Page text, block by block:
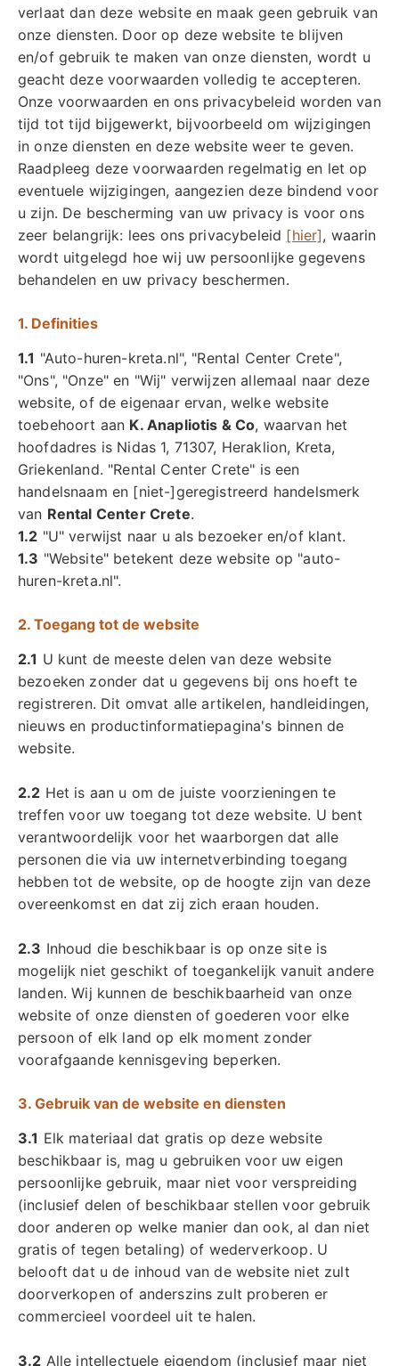
verlaat dan deze website en maak geen gebruik van
onze diensten. Door op deze website te blijven
en/of gebruik te maken van onze diensten, wordt u
geacht deze voorwaarden volledig te accepteren.
Onze voorwaarden en ons privacybeleid worden van
tijd tot tijd bijgewerkt, bijvoorbeeld om wijzigingen
in onze diensten en deze website weer te geven.
Raadpleeg deze voorwaarden regelmatig en let op
eventuele wijzigingen, aangezien deze bindend voor
u zijn. De bescherming van uw privacy is voor ons
zeer belangrijk: lees ons privacybeleid [hier], waarin
wordt uitgelegd hoe wij uw persoonlijke gegevens
behandelen en uw privacy beschermen.
1. Definities
1.1 "Auto-huren-kreta.nl", "Rental Center Crete",
"Ons", "Onze" en "Wij" verwijzen allemaal naar deze
website, of de eigenaar ervan, welke website
toebehoort aan K. Anapliotis & Co, waarvan het
hoofdadres is Nidas 1, 71307, Heraklion, Kreta,
Griekenland. "Rental Center Crete" is een
handelsnaam en [niet-]geregistreerd handelsmerk
van Rental Center Crete.
1.2 "U" verwijst naar u als bezoeker en/of klant.
1.3 "Website" betekent deze website op "auto-
huren-kreta.nl".
2. Toegang tot de website
2.1 U kunt de meeste delen van deze website
bezoeken zonder dat u gegevens bij ons hoeft te
registreren. Dit omvat alle artikelen, handleidingen,
nieuws en productinformatiepagina's binnen de
website.
2.2 Het is aan u om de juiste voorzieningen te
treffen voor uw toegang tot deze website. U bent
verantwoordelijk voor het waarborgen dat alle
personen die via uw internetverbinding toegang
hebben tot de website, op de hoogte zijn van deze
overeenkomst en dat zij zich eraan houden.
2.3 Inhoud die beschikbaar is op onze site is
mogelijk niet geschikt of toegankelijk vanuit andere
landen. Wij kunnen de beschikbaarheid van onze
website of onze diensten of goederen voor elke
persoon of elk land op elk moment zonder
voorafgaande kennisgeving beperken.
3. Gebruik van de website en diensten
3.1 Elk materiaal dat gratis op deze website
beschikbaar is, mag u gebruiken voor uw eigen
persoonlijke gebruik, maar niet voor verspreiding
(inclusief delen of beschikbaar stellen voor gebruik
door anderen op welke manier dan ook, al dan niet
gratis of tegen betaling) of wederverkoop. U
belooft dat u de inhoud van de website niet zult
doorverkopen of anderszins zult proberen er
commercieel voordeel uit te halen.
3.2 Alle intellectuele eigendom (inclusief maar niet